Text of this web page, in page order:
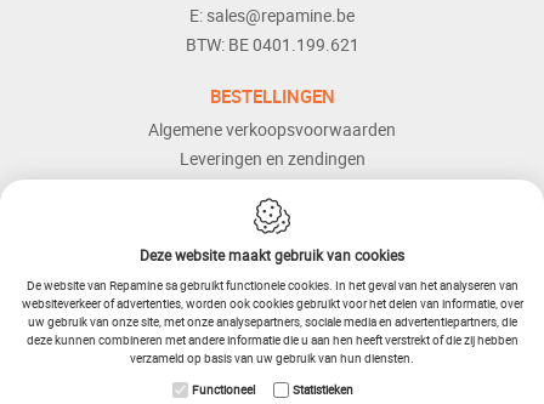
E:sales@repamine.be
BTW: BE 0401.199.621
BESTELLINGEN
Algemene verkoopsvoorwaarden
Leveringen en zendingen
Betaalmogelijkheden
Dienst naverkoop
Hulp en bijstand
Deze website maakt gebruik van cookies
De website van Repamine sa gebruikt functionele cookies. In het geval van het analyseren van
websiteverkeer of advertenties, worden ook cookies gebruikt voor het delen van informatie, over
uw gebruik van onze site, met onze analysepartners, sociale media en advertentiepartners, die
deze kunnen combineren met andere informatie die u aan hen heeft verstrekt of die zij hebben
verzameld op basis van uw gebruik van hun diensten.
Functioneel
Statistieken